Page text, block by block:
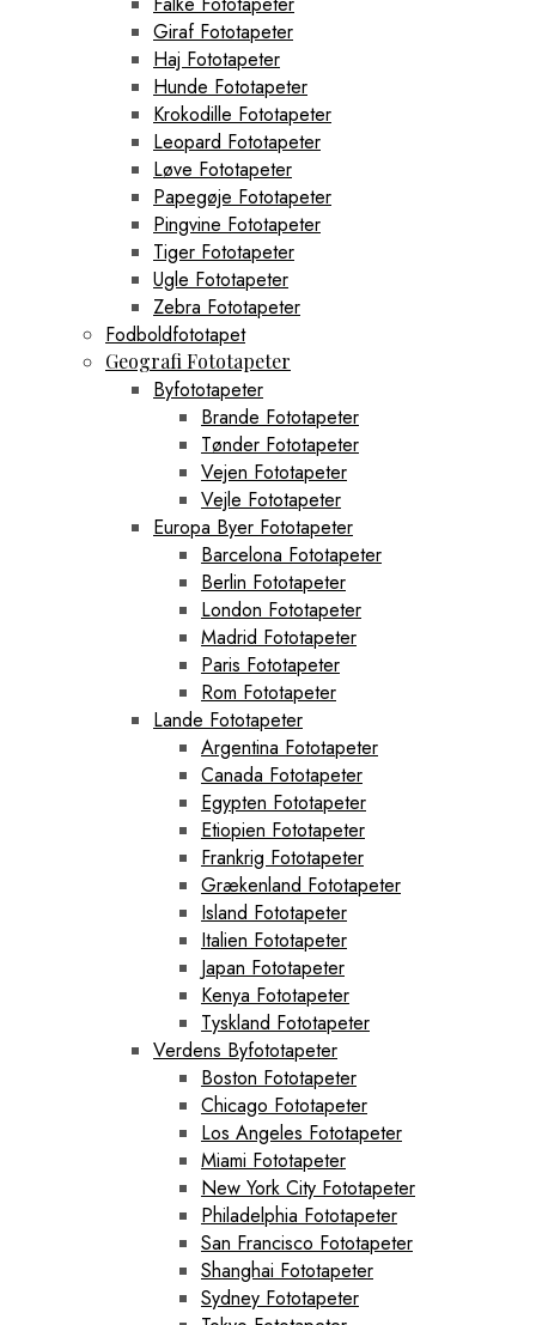
Giraf Fototapeter
Haj Fototapeter
Hunde Fototapeter
Krokodille Fototapeter
Leopard Fototapeter
Løve Fototapeter
Papegøje Fototapeter
Pingvine Fototapeter
Tiger Fototapeter
Ugle Fototapeter
Zebra Fototapeter
Fodboldfototapet
Geografi Fototapeter
Byfototapeter
Brande Fototapeter
Tønder Fototapeter
Vejen Fototapeter
Vejle Fototapeter
Europa Byer Fototapeter
Barcelona Fototapeter
Berlin Fototapeter
London Fototapeter
Madrid Fototapeter
Paris Fototapeter
Rom Fototapeter
Lande Fototapeter
Argentina Fototapeter
Canada Fototapeter
Egypten Fototapeter
Etiopien Fototapeter
Frankrig Fototapeter
Grækenland Fototapeter
Island Fototapeter
Italien Fototapeter
Japan Fototapeter
Kenya Fototapeter
Tyskland Fototapeter
Verdens Byfototapeter
Boston Fototapeter
Chicago Fototapeter
Los Angeles Fototapeter
Miami Fototapeter
New York City Fototapeter
Philadelphia Fototapeter
San Francisco Fototapeter
Shanghai Fototapeter
Sydney Fototapeter